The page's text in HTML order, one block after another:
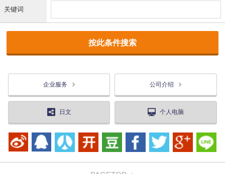
关键词
企业服务 公司介绍
日文 个人电脑